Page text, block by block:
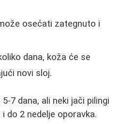
osećati zategnuto i
dana, koža će se
novi sloj.
7 dana, ali neki jači pilingi
do 2 nedelje oporavka.